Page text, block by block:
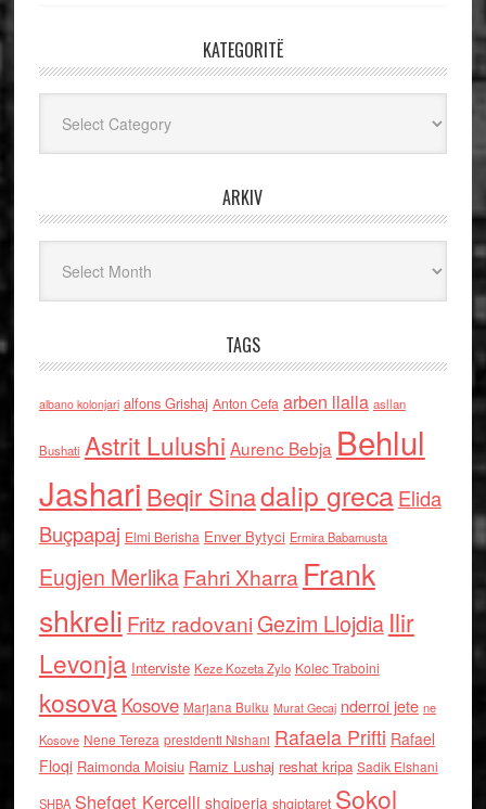
KATEGORITË
ARKIV
TAGS
albano kolonjari alfons Grishaj Anton Cefa arben llalla asllan
Bushati Astrit Lulushi Aurenc Bebja Behlul
Jashari Beqir Sinadalip grecaElida
Buçpapaj Elmi Berisha Enver Bytyci Ermira Babamusta
Eugjen MerlikaFahri Xharra Frank
shkreli Fritz radovaniGezim Llojdia Ilir
Levonja Interviste Keze Kozeta Zylo Kolec Traboini
kosova Kosove Marjana Bulku Murat Gecaj nderroi jete ne
Kosove Nene Tereza presidenti Nishani Rafaela Prifti Rafael
Floqi Raimonda Moisiu Ramiz Lushaj reshat kripa Sadik Elshani
SHBA Shefqet Kercelli shqiperia shqiptaret Sokol